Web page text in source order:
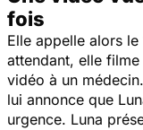
fois
Elle appelle alors le
attendant, elle
vidéo à un
lui annonce que
urgence. Luna